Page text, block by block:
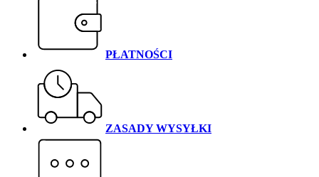
PŁATNOŚCI
ZASADY WYSYŁKI